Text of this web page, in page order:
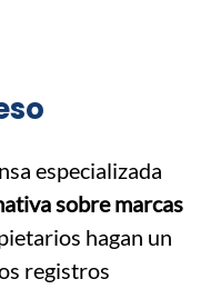
especializada
sobre marcas
hagan un
registros